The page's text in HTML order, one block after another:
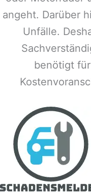
angeht. Darüber
Unfälle.
benötigt